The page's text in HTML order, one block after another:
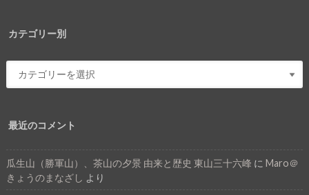
カテゴリー別
最近のコメント
瓜生山（勝軍山）、茶山の夕景 由来と歴史 東山三十六峰 に Maro＠
きょうのまなざし より